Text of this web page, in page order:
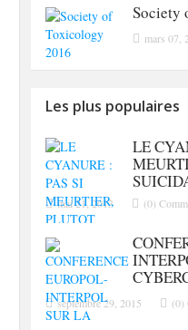
Society
mars 07,
Les plus populaires
LE
mai 21, 2013 (0)
septembre 29, 2015 (0)